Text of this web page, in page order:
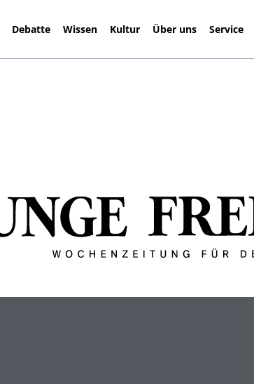
Debatte Wissen Kultur Über uns Service